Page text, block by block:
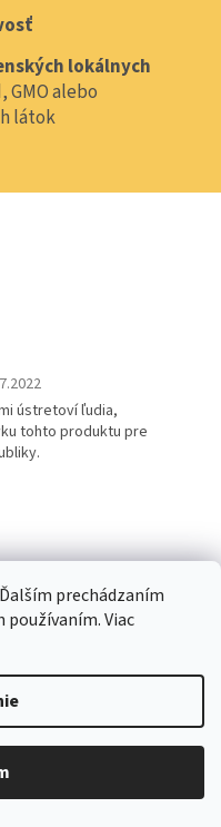
prechádzaním
používaním. Viac
lokálnych
alebo
látok
ústretoví ľudia,
tohto produktu pre
Doggy
používame ho už dva
dávame si ho na
samozrejme.
účinný. Preto si
dosť dlho aj vydrží.